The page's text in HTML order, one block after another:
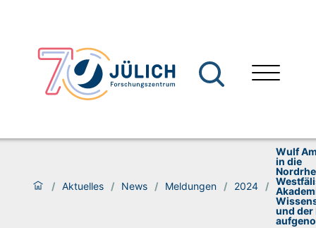
/ Aktuelles / News / Meldungen / 2024 /
Wulf
in die
und der